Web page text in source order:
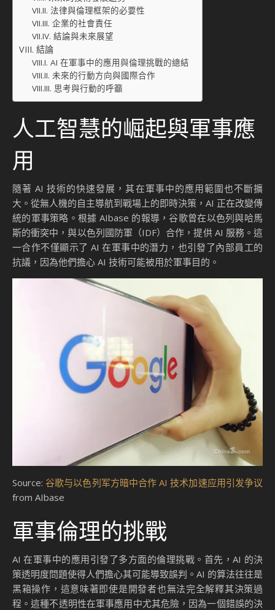
法律與倫理框架的必要性
企業的社會責任
結論與未來展望
結論
AI 在軍事中的應用與倫理挑戰的總結
未來的行動方向與國際合作
思考與行動的呼籲
人工智慧的崛起與軍事應
用
隨著 AI 技術的快速發展，其在軍事中的應用範圍也不斷擴
大。從無人機的自主導航到戰場上的即時決策，AI 正在改變傳
統的軍事策略。根據 AIbase 的報導，谷歌曾在以色列與哈馬
斯的衝突中，與以色列國防軍（IDF）合作，提供 AI 服務。這
一合作不僅顯示了 AI 在軍事中的潛力，也引發了內部員工的
抗議，因為他們擔心 AI 技術可能被用於軍事目的。
Source: 谷歌与以色列军方暗中合作 AI 技术加速应用引发争议
from AIbase
軍事倫理的挑戰
AI 在軍事中的應用引發了多方面的倫理挑戰。首先，AI 的決
策透明度問題使得人們擔心其可能導致誤判。AI 的算法往往是
黑箱操作，這意味著即使是開發者也無法完全解釋其決策過
程。這種不透明性在軍事應用中尤其危險，因為一個錯誤的決